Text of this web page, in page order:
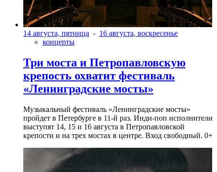
14 августа, пятница - 16 августа, воскресенье
концерты
Три моста и Петропавловскую
крепость охватит фестиваль
«Ленинградские мосты»
Музыкальный фестиваль «Ленинградские мосты»
пройдет в Петербурге в 11-й раз. Инди-поп исполнители
выступят 14, 15 и 16 августа в Петропавловской
крепости и на трех мостах в центре. Вход свободный. 0+